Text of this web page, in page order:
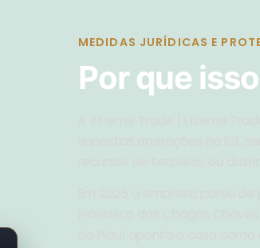
MEDIDAS JURÍDICAS E
Por que